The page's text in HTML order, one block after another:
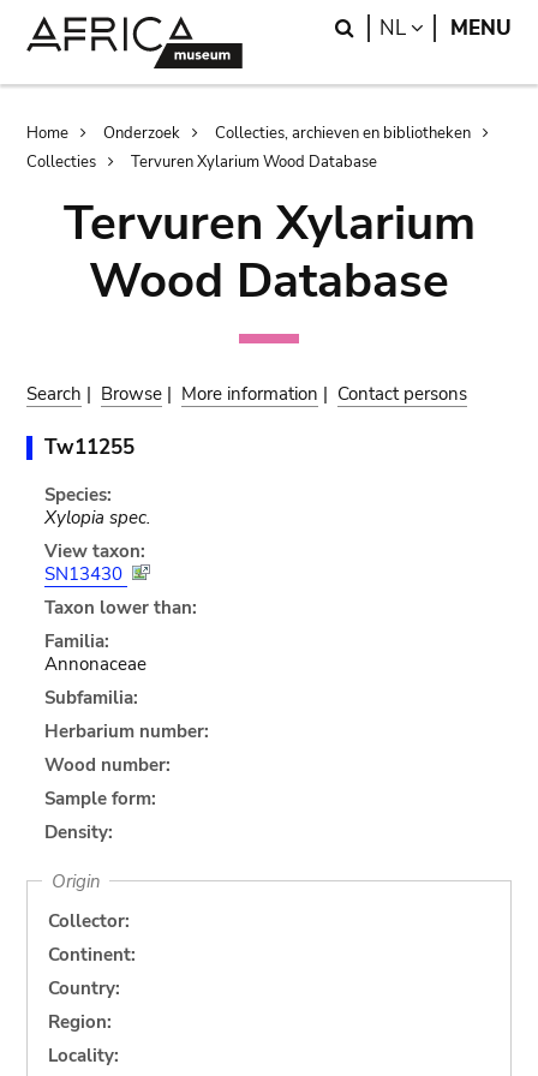
Search
NL LANGUAGE
MENU
Breadcrumb
Home Onderzoek
Collecties, archieven en bibliotheken
Collecties
Tervuren Xylarium Wood Database
Tervuren Xylarium
Wood Database
Search | Browse | More information | Contact persons
Tw11255
Species:
Xylopia spec.
View taxon:
SN13430
Taxon lower than:
Familia:
Annonaceae
Subfamilia:
Herbarium number:
Wood number:
Sample form:
Density:
Origin
Collector:
Continent:
Country:
Region:
Locality: